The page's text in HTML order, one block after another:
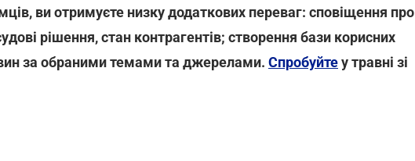
ви отримуєте низку додаткових переваг: сповіщення про
рішення, стан контрагентів; створення бази корисних
за обраними темами та джерелами. Спробуйтеу травні зі